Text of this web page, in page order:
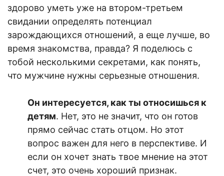
здорово уметь уже на втором-третьем
свидании определять потенциал
зарождающихся отношений, а еще лучше, во
время знакомства, правда? Я поделюсь с
тобой несколькими секретами, как понять,
что мужчине нужны серьезные отношения.
Он интересуется, как ты относишься к
детям. Нет, это не значит, что он готов
прямо сейчас стать отцом. Но этот
вопрос важен для него в перспективе. И
если он хочет знать твое мнение на этот
счет, это очень хороший признак.